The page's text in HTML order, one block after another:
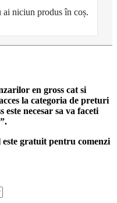
ai niciun produs în coș.
en gross cat si
la categoria de preturi
este necesar sa va faceti
gratuit pentru comenzi